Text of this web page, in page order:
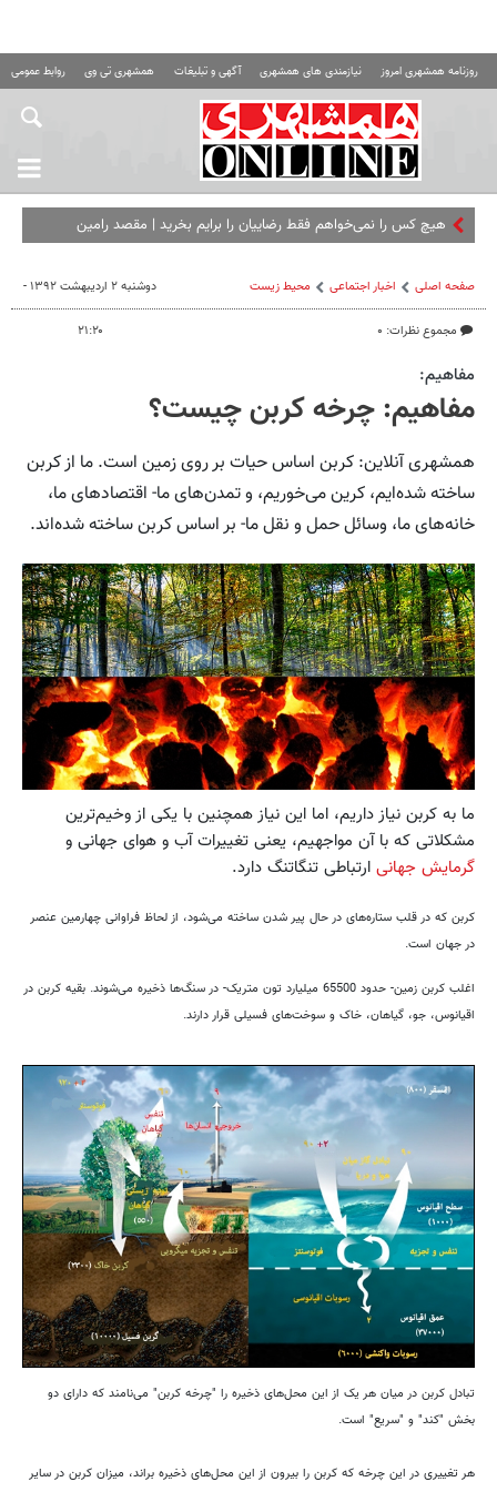
روزنامه همشهری امروز نیازمندی های همشهری آگهی و تبلیغات همشهری تی وی روابط عمومی
هیچ کس را نمی‌خواهم فقط رضاییان را برایم بخرید | مقصد رامین
صفحه اصلی اخبار اجتماعی محیط زیست
مجموع نظرات: ۰
دوشنبه ۲ اردیبهشت ۱۳۹۲ -
۲۱:۲۰
مفاهیم:
مفاهیم: چرخه کربن چیست؟
همشهری آنلاین: کربن اساس حیات بر روی زمین است. ما از کربن
ساخته شده‌ایم، کرین می‌خوریم، و تمدن‌های ما- اقتصادهای ما،
خانه‌های ما، وسائل حمل و نقل ما- بر اساس کربن ساخته شده‌اند.
ما به کربن نیاز داریم، اما این نیاز همچنین با یکی از وخیم‌ترین
مشکلاتی که با آن مواجهیم، یعنی تغییرات آب و هوای جهانی و
گرمایش جهانی ارتباطی تنگاتنگ دارد.
کربن که در قلب ستاره‌های در حال پیر شدن ساخته می‌شود، از لحاظ فراوانی چهارمین عنصر
در جهان است.
اغلب کربن زمین- حدود 65500 میلیارد تون متریک- در سنگ‌ها ذخیره می‌شوند. بقیه کربن در
اقیانوس، جو، گیاهان، خاک و سوخت‌های فسیلی قرار دارند.
تبادل کربن در میان هر یک از این محل‌های ذخیره را "چرخه کربن" می‌نامند که دارای دو
بخش "کند" و "سریع" است.
هر تغییری در این چرخه که کربن را بیرون از این محل‌های ذخیره براند، میزان کربن در سایر